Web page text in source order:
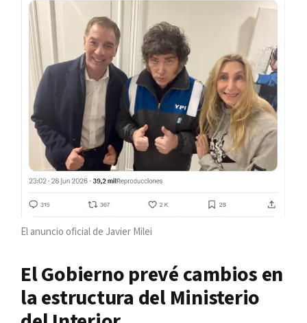
El anuncio oficial de Javier Milei
El Gobierno prevé cambios en
la estructura del Ministerio